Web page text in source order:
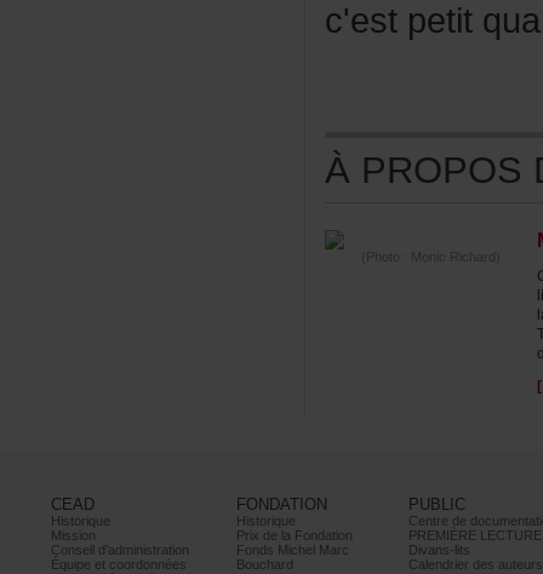
(Photo:MonicRichard)
CEAD
Historique
Mission
Conseild’administration
Équipeetcoordonnées
FONDATION
Historique
PrixdelaFondation
FondsMichelMarc
Bouchard
PUBLIC
PREMIÈRELECTURE
Divans-lits